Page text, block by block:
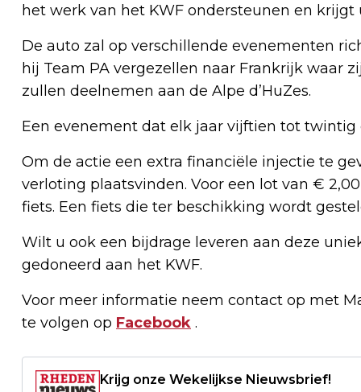
het werk van het KWF ondersteunen en
De auto zal op verschillende evenementen
hij Team PA vergezellen naar Frankrijk waar
zullen deelnemen aan de Alpe d’HuZes.
Een evenement dat elk jaar vijftien tot
Om de actie een extra financiële injectie te
verloting plaatsvinden. Voor een lot van €
fiets. Een fiets die ter beschikking wordt
Wilt u ook een bijdrage leveren aan deze
gedoneerd aan het KWF.
Voor meer informatie neem contact op met
te volgen op Facebook .
Krijg onze Wekelijkse Nieuwsbrief!